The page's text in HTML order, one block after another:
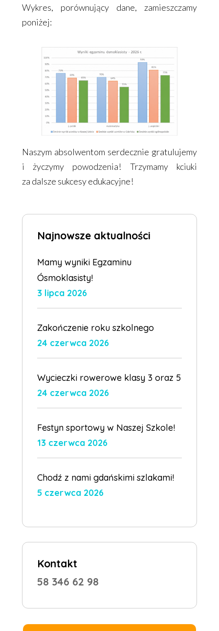
Wykres, porównujący dane, zamieszczamy
poniżej:
Naszym absolwentom serdecznie gratulujemy
i życzymy powodzenia! Trzymamy kciuki
za dalsze sukcesy edukacyjne!
Najnowsze aktualności
Mamy wyniki Egzaminu
Ósmoklasisty!
3 lipca 2026
Zakończenie roku szkolnego
24 czerwca 2026
Wycieczki rowerowe klasy 3 oraz 5
24 czerwca 2026
Festyn sportowy w Naszej Szkole!
13 czerwca 2026
Chodź z nami gdańskimi szlakami!
5 czerwca 2026
Kontakt
58 346 62 98